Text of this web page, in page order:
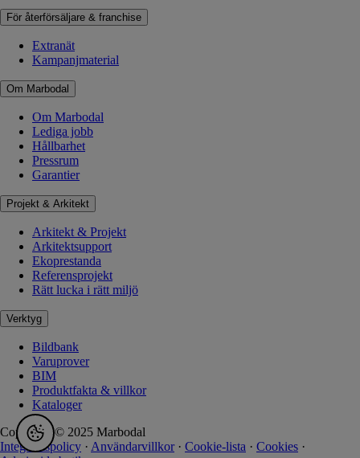
För återförsäljare & franchise
Extranät
Kampanjmaterial
Om Marbodal
Om Marbodal
Lediga jobb
Hållbarhet
Pressrum
Garantier
Projekt & Arkitekt
Arkitekt & Projekt
Arkitektsupport
Ekoprestanda
Referensprojekt
Rätt lucka i rätt miljö
Verktyg
Bildbank
Varuprover
BIM
Produktfakta & villkor
Kataloger
Copyright © 2025 Marbodal
Integritetspolicy · Användarvillkor · Cookie-lista · Cookies ·